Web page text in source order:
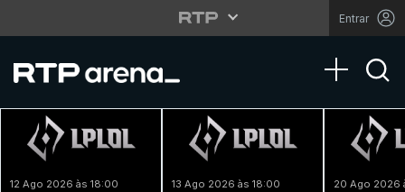
Entrar
Toggle
12 Ago 2026 às 18:00 13 Ago 2026 às 18:00 20 Ago 2026